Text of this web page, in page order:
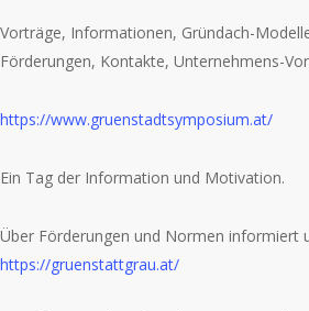
Vorträge, Informationen, Gründach-
Förderungen, Kontakte, Unternehmens-
https://www.gruenstadtsymposium.at/
Ein Tag der Information und Motivation.
Über Förderungen und Normen informiert
https://gruenstattgrau.at/